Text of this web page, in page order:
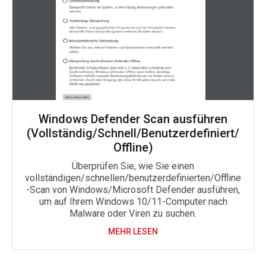
Windows Defender Scan ausführen
(Vollständig/Schnell/Benutzerdefiniert/
Offline)
Überprüfen Sie, wie Sie einen
vollständigen/schnellen/benutzerdefinierten/Offline
-Scan von Windows/Microsoft Defender ausführen,
um auf Ihrem Windows 10/11-Computer nach
Malware oder Viren zu suchen.
MEHR LESEN